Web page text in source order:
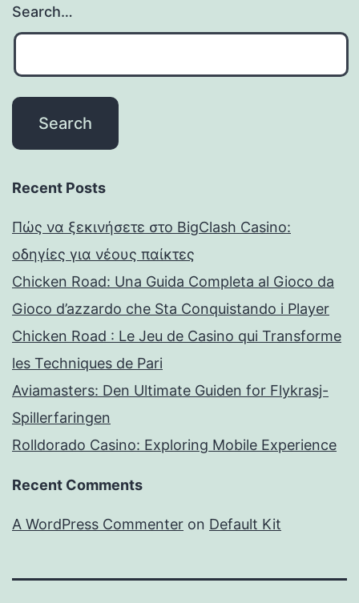
Search…
Recent Posts
Πώς να ξεκινήσετε στο BigClash Casino:
οδηγίες για νέους παίκτες
Chicken Road: Una Guida Completa al Gioco da
Gioco d’azzardo che Sta Conquistando i Player
Chicken Road : Le Jeu de Casino qui Transforme
les Techniques de Pari
Aviamasters: Den Ultimate Guiden for Flykrasj-
Spillerfaringen
Rolldorado Casino: Exploring Mobile Experience
Recent Comments
A WordPress Commenter on Default Kit